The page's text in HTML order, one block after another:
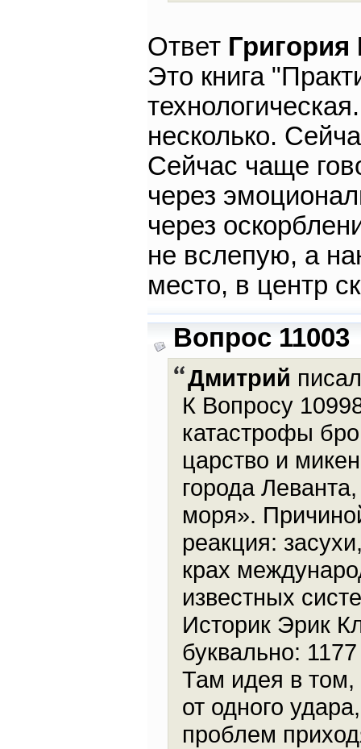
Ответ
Это книга
несколько.
Сейчас чаще
через
через
не вслепую, а
место, в центр
Вопрос 11003
Дмитрий
К Вопросу
катастрофы
царство и
города
моря».
реакция:
крах
известных
Историк Эрик
буквально:
Там идея в том,
от одного
проблем